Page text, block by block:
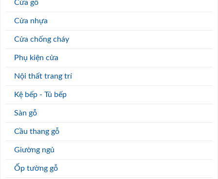
Cửa gỗ
Cửa nhựa
Cửa chống cháy
Phụ kiện cửa
Nội thất trang trí
Kệ bếp - Tủ bếp
Sàn gỗ
Cầu thang gỗ
Giường ngủ
Ốp tường gỗ